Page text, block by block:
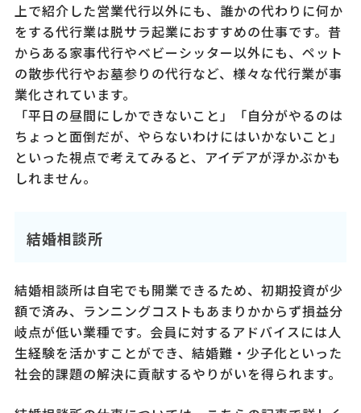
上で紹介した営業代行以外にも、誰かの代わりに何か
をする代行業は脱サラ起業におすすめの仕事です。昔
からある家事代行やベビーシッター以外にも、ペット
の散歩代行やお墓参りの代行など、様々な代行業が事
業化されています。
「平日の昼間にしかできないこと」「自分がやるのは
ちょっと面倒だが、やらないわけにはいかないこと」
といった視点で考えてみると、アイデアが浮かぶかも
しれません。
結婚相談所
結婚相談所は自宅でも開業できるため、初期投資が少
額で済み、ランニングコストもあまりかからず損益分
岐点が低い業種です。会員に対するアドバイスには人
生経験を活かすことができ、結婚難・少子化といった
社会的課題の解決に貢献するやりがいを得られます。